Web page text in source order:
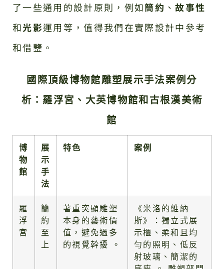
了一些通用的設計原則，例如簡約 、故事性
和光影運用等，值得我們在實際設計中參考
和借鑒。
國際頂級博物館雕塑展示手法案例分
析：羅浮宮、大英博物館和古根漢美術
館
博
物
館
展
示
手
法
特色 案例
羅
浮
宮
簡
約
至
上
著重突顯雕塑
本身的藝術價
值，避免過多
的視覺幹擾 。
《米洛的維納
斯》：獨立式展
示櫃、柔和且均
勻的照明、低反
射玻璃、簡潔的